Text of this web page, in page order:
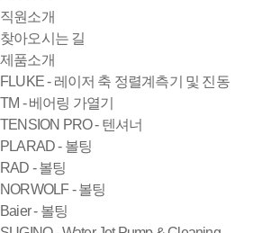
직원소개
찾아오시는 길
제품소개
FLUKE - 레이저 축 정렬계측기 및 진동
TM - 베어링 가열기
TENSION PRO - 텐셔너
PLARAD - 볼팅
RAD - 볼팅
NORWOLF - 볼팅
Baier - 볼팅